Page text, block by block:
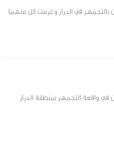
السجن 3 سنوات لمتهمين بالتجمهر في الدراز وغرمت كل منهما
العليا الجنائية أحكام 6 مستأنفين في واقعة التجمهر بمنطقة الدراز